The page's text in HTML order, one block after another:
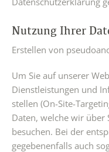
Nutzung Ihrer
Erstellen von
Um Sie auf unserer
Dienstleistungen und
stellen (On-Site-
Daten, welche wir über
besuchen. Bei der
gegebenenfalls auch